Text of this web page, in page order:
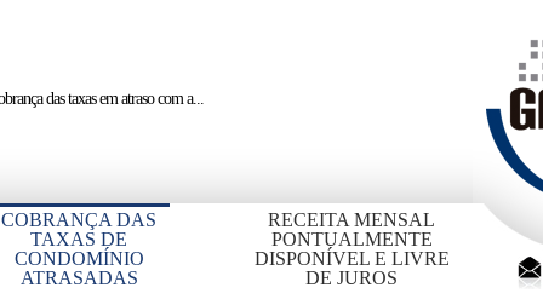
das taxas em atrasocom a...
COBRANÇA DAS
TAXAS DE
CONDOMÍNIO
ATRASADAS
RECEITA MENSAL
PONTUALMENTE
DISPONÍVEL E LIVRE
DE JUROS